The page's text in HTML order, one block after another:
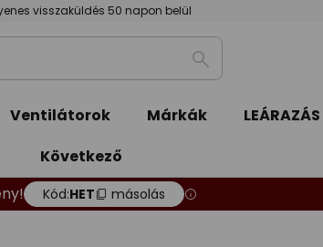
visszaküldés 50 napon belül
Keresés
Ventilátorok Márkák LEÁRAZÁS
Következő
Kód:HET másolás